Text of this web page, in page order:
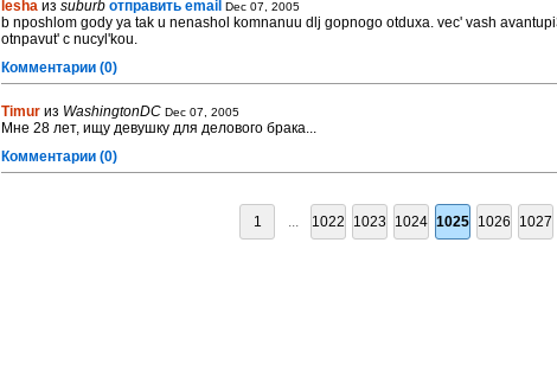
lesha из suburb отправить email Dec 07, 2005
b nposhlom gody ya tak u nenashol komnanuu dlj gopnogo otduxa. vec' vash
otnpavut' c nucyl'kou.
Комментарии (0)
Timur из WashingtonDC Dec 07, 2005
Мне 28 лет, ищу девушку для делового брака...
Комментарии (0)
1 ... 1022 1023 1024 1025 1026 1027